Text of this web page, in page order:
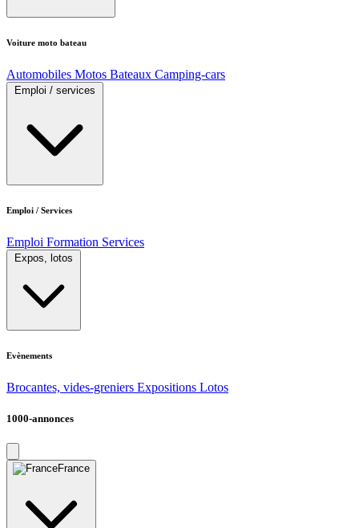
Voiture moto bateau
Automobiles Motos Bateaux Camping-cars
Emploi / services
Emploi / Services
Emploi Formation Services
Expos, lotos
Evènements
Brocantes, vides-greniers Expositions Lotos
1000-annonces
France